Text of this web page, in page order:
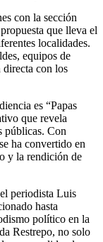
con la sección
que lleva el
localidades.
equipos de
con los
es “Papas
que revela
públicas. Con
ha convertido en
y la rendición de
periodista Luis
hasta
político en la
Restrepo, no solo